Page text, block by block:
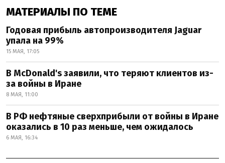
МАТЕРИАЛЫ ПО ТЕМЕ
Годовая прибыль автопроизводителя Jaguar
упала на 99%
15 МАЯ, 17:05
В McDonald's заявили, что теряют клиентов из-
за войны в Иране
8 МАЯ, 11:00
В РФ нефтяные сверхприбыли от войны в Иране
оказались в 10 раз меньше, чем ожидалось
6 МАЯ, 16:34